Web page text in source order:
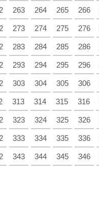
263 264 265 266
273 274 275 276
283 284 285 286
293 294 295 296
303 304 305 306
313 314 315 316
323 324 325 326
333 334 335 336
343 344 345 346